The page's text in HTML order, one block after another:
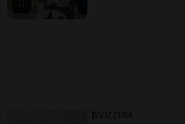
SVIZZERA